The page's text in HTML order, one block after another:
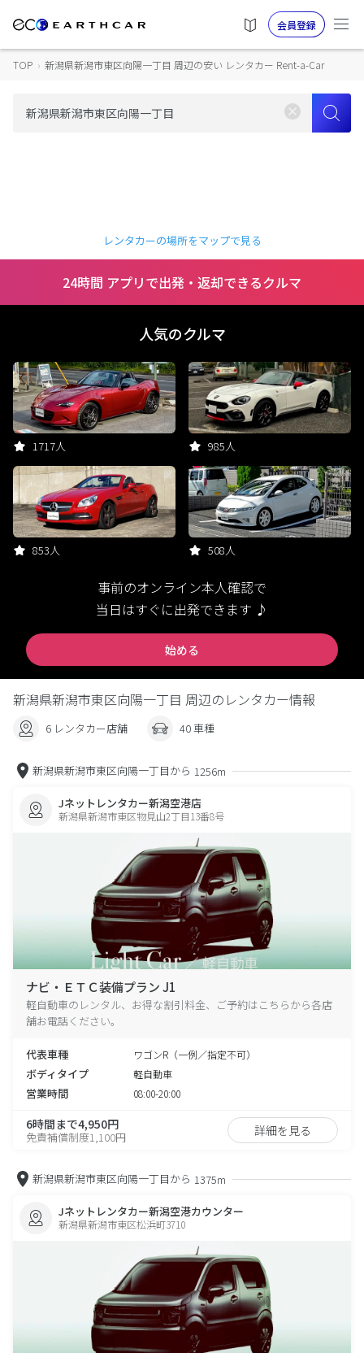
会員登録
TOP › 新潟県新潟市東区向陽一丁目 周辺の安い レンタカー Rent-a-Car
レンタカーの場所をマップで見る
24時間 アプリで出発・返却できるクルマ
人気のクルマ
1717人 985人
853人 508人
事前のオンライン本人確認で
当日はすぐに出発できます ♪
始める
新潟県新潟市東区向陽一丁目 周辺のレンタカー情報
6 レンタカー店舗 40 車種
新潟県新潟市東区向陽一丁目から 1256m
Jネットレンタカー新潟空港店
新潟県新潟市東区物見山2丁目13番8号
ナビ・ＥＴＣ装備プラン J1
軽自動車のレンタル、お得な割引料金、ご予約はこちらから各店
舗お電話ください。
代表車種 ワゴンR（一例／指定不可）
ボディタイプ 軽自動車
営業時間 08:00-20:00
6時間まで4,950円
免責補償制度1,100円 詳細を見る
新潟県新潟市東区向陽一丁目から 1375m
Jネットレンタカー新潟空港カウンター
新潟県新潟市東区松浜町3710